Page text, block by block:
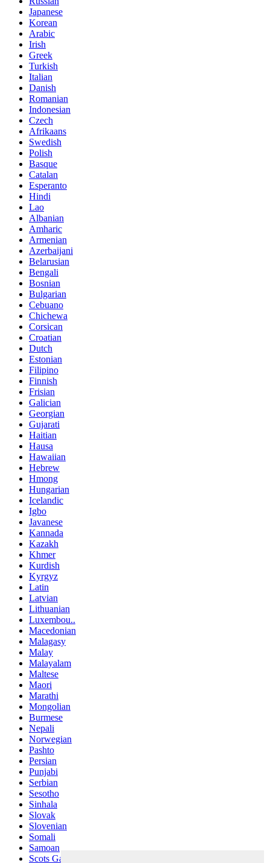
Japanese
Korean
Arabic
Irish
Greek
Turkish
Italian
Danish
Romanian
Indonesian
Czech
Afrikaans
Swedish
Polish
Basque
Catalan
Esperanto
Hindi
Lao
Albanian
Amharic
Armenian
Azerbaijani
Belarusian
Bengali
Bosnian
Bulgarian
Cebuano
Chichewa
Corsican
Croatian
Dutch
Estonian
Filipino
Finnish
Frisian
Galician
Georgian
Gujarati
Haitian
Hausa
Hawaiian
Hebrew
Hmong
Hungarian
Icelandic
Igbo
Javanese
Kannada
Kazakh
Khmer
Kurdish
Kyrgyz
Latin
Latvian
Lithuanian
Luxembou..
Macedonian
Malagasy
Malay
Malayalam
Maltese
Maori
Marathi
Mongolian
Burmese
Nepali
Norwegian
Pashto
Persian
Punjabi
Serbian
Sesotho
Sinhala
Slovak
Slovenian
Somali
Samoan
Scots Gaelic